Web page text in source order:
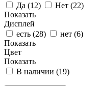
Да (12) Нет (22)
Показать
Дисплей
есть (28) нет (6)
Показать
Цвет
Показать
В наличии (19)